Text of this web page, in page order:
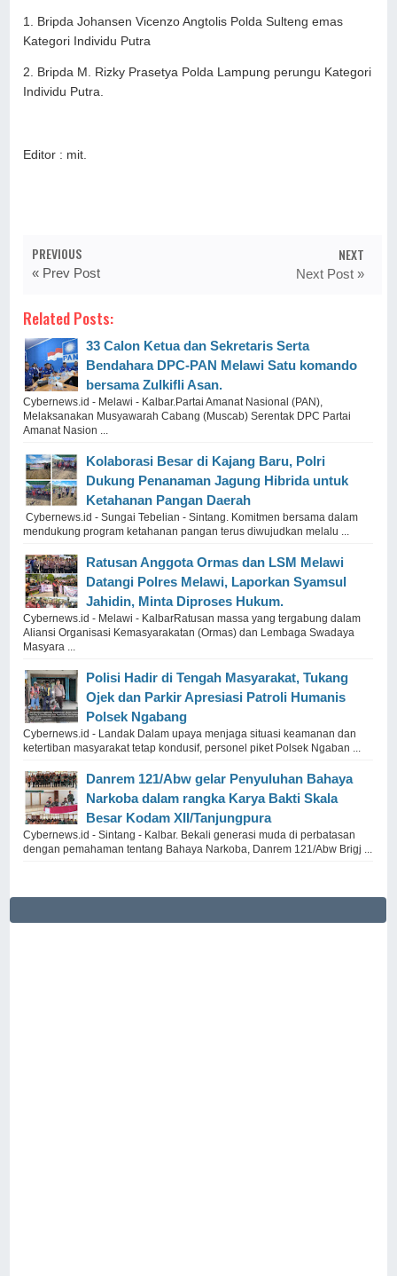
1. Bripda Johansen Vicenzo Angtolis Polda Sulteng emas
Kategori Individu Putra
2. Bripda M. Rizky Prasetya Polda Lampung perungu Kategori
Individu Putra.
Editor : mit.
PREVIOUS
« Prev Post
NEXT
Next Post »
Related Posts:
33 Calon Ketua dan Sekretaris Serta
Bendahara DPC-PAN Melawi Satu komando
bersama Zulkifli Asan.
Cybernews.id - Melawi - Kalbar.Partai Amanat Nasional (PAN),
Melaksanakan Musyawarah Cabang (Muscab) Serentak DPC Partai
Amanat Nasion ...
Kolaborasi Besar di Kajang Baru, Polri
Dukung Penanaman Jagung Hibrida untuk
Ketahanan Pangan Daerah
Cybernews.id - Sungai Tebelian - Sintang. Komitmen bersama dalam
mendukung program ketahanan pangan terus diwujudkan melalu ...
Ratusan Anggota Ormas dan LSM Melawi
Datangi Polres Melawi, Laporkan Syamsul
Jahidin, Minta Diproses Hukum.
Cybernews.id - Melawi - KalbarRatusan massa yang tergabung dalam
Aliansi Organisasi Kemasyarakatan (Ormas) dan Lembaga Swadaya
Masyara ...
Polisi Hadir di Tengah Masyarakat, Tukang
Ojek dan Parkir Apresiasi Patroli Humanis
Polsek Ngabang
Cybernews.id - Landak Dalam upaya menjaga situasi keamanan dan
ketertiban masyarakat tetap kondusif, personel piket Polsek Ngaban ...
Danrem 121/Abw gelar Penyuluhan Bahaya
Narkoba dalam rangka Karya Bakti Skala
Besar Kodam XII/Tanjungpura
Cybernews.id - Sintang - Kalbar. Bekali generasi muda di perbatasan
dengan pemahaman tentang Bahaya Narkoba, Danrem 121/Abw Brigj ...